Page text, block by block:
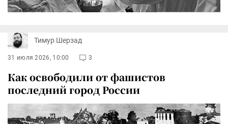
Тимур Шерзад
31 июля 2026, 10:00 3
Как освободили от фашистов
последний город России